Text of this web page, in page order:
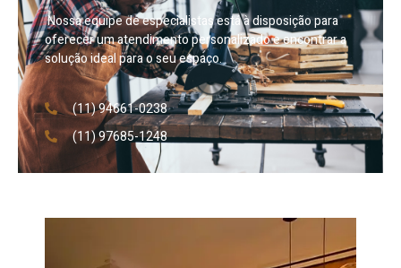
Nossa equipe de especialistas está à disposição para
oferecer um atendimento personalizado e encontrar a
solução ideal para o seu espaço.
(11) 94661-0238
(11) 97685-1248